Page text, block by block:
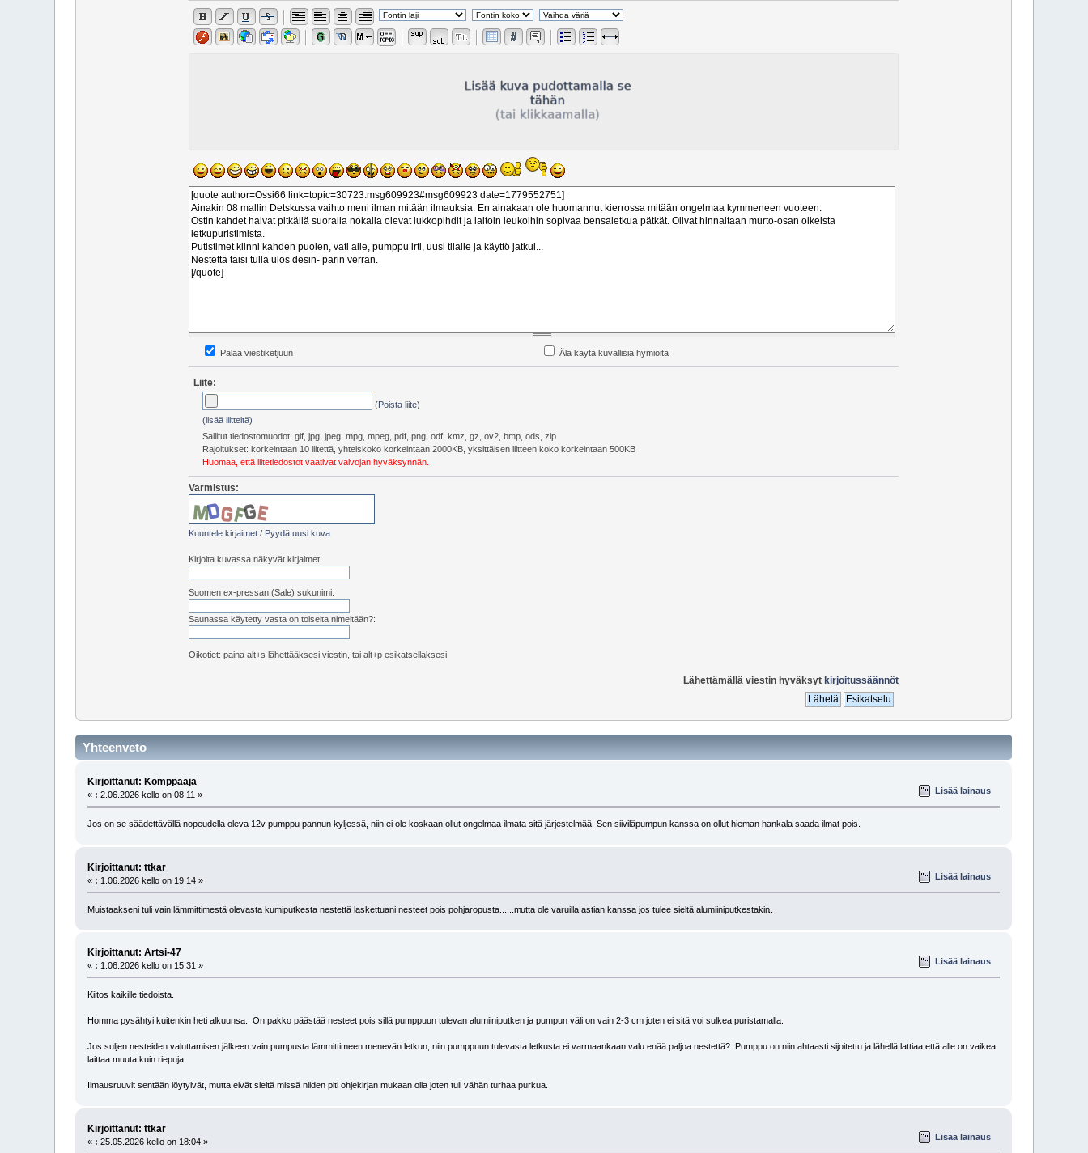
Palaa viestiketjuun Älä käytä kuvallisia hymiöitä
Liite:
(Poista liite)
(lisää liitteitä)
Sallitut tiedostomuodot: gif, jpg, jpeg, mpg, mpeg, pdf, png, odf, kmz, gz, ov2, bmp, ods, zip
Rajoitukset: korkeintaan 10 liitettä, yhteiskoko korkeintaan 2000KB, yksittäisen liitteen koko korkeintaan 500KB
Huomaa, että liitetiedostot vaativat valvojan hyväksynnän.
Varmistus:
Kuuntele kirjaimet / Pyydä uusi kuva
Kirjoita kuvassa näkyvät kirjaimet:
Suomen ex-pressan (Sale) sukunimi:
Saunassa käytetty vasta on toiselta nimeltään?:
Oikotiet: paina alt+s lähettääksesi viestin, tai alt+p esikatsellaksesi
Lähettämällä viestin hyväksytkirjoitussäännöt
Yhteenveto
Kirjoittanut: Kömppääjä
« : 2.06.2026 kello on 08:11 » Lisää lainaus
Jos on se säädettävällä nopeudella oleva 12v pumppu pannun kyljessä, niin ei ole koskaan ollut ongelmaa ilmata sitä järjestelmää. Sen siiviläpumpun kanssa on ollut hieman hankala saada ilmat pois.
Kirjoittanut: ttkar
« : 1.06.2026 kello on 19:14 » Lisää lainaus
Muistaakseni tuli vain lämmittimestä olevasta kumiputkesta nestettä laskettuani nesteet pois pohjaropusta......mutta ole varuilla astian kanssa jos tulee sieltä alumiiniputkestakin..
Kirjoittanut: Artsi-47
« : 1.06.2026 kello on 15:31 » Lisää lainaus
Kiitos kaikille tiedoista.
Homma pysähtyi kuitenkin heti alkuunsa. On pakko päästää nesteet pois sillä pumppuun tulevan alumiiniputken ja pumpun väli on vain 2-3 cm joten ei sitä voi sulkea puristamalla.
Jos suljen nesteiden valuttamisen jälkeen vain pumpusta lämmittimeen menevän letkun, niin pumppuun tulevasta letkusta ei varmaankaan valu enää paljoa nestettä? Pumppu on niin ahtaasti sijoitettu ja lähellä lattiaa että alle on vaikea
laittaa muuta kuin riepuja.
Ilmausruuvit sentään löytyivät, mutta eivät sieltä missä niiden piti ohjekirjan mukaan olla joten tuli vähän turhaa purkua.
Kirjoittanut: ttkar
« : 25.05.2026 kello on 18:04 » Lisää lainaus